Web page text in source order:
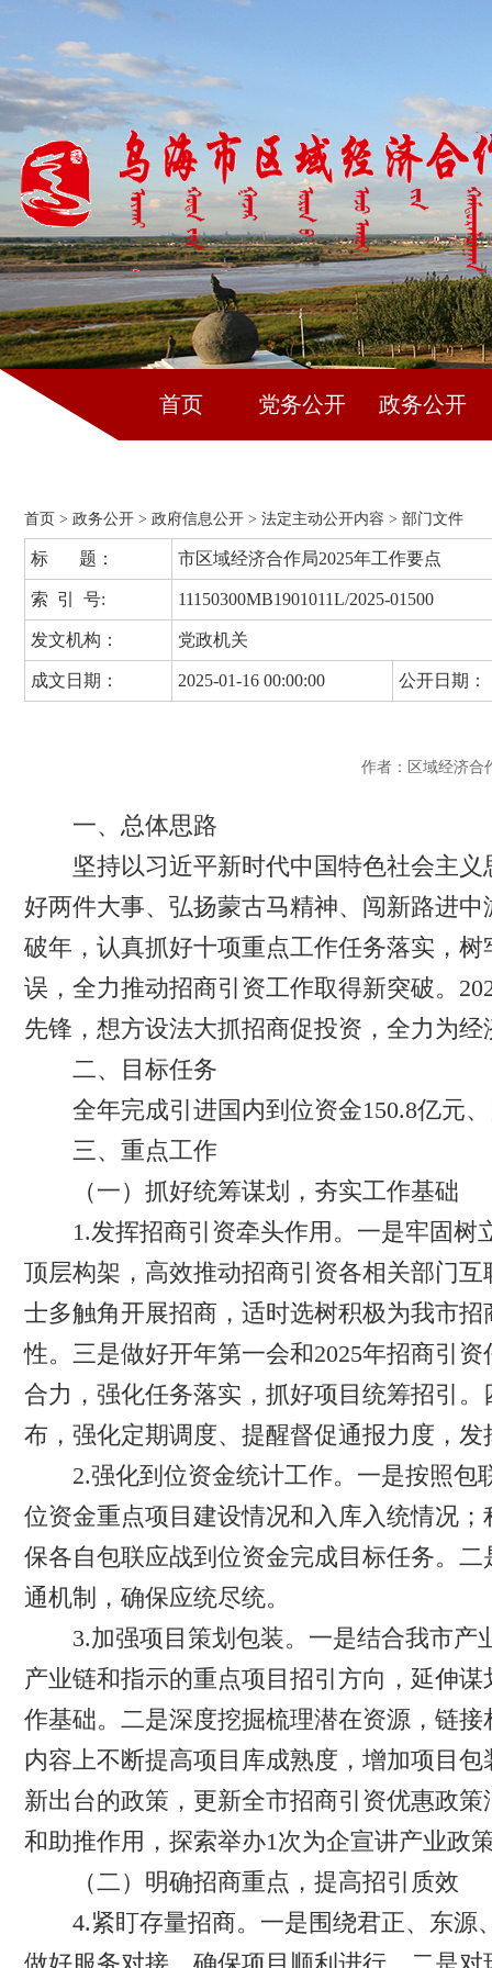
首页 党务公开 政务公开
首页 >政务公开 >政府信息公开 >法定主动公开内容 >部门文件
标 题： 市区域经济合作局2025年工作要点
索 引 号: 11150300MB1901011L/2025-01500
发文机构： 党政机关
成文日期： 2025-01-16 00:00:00 公开日期：
作者：区域经济合
一、总体思路
坚持以习近平新时代中国特色社会主义
好两件大事、弘扬蒙古马精神、闯新路进
破年，认真抓好十项重点工作任务落实，
误，全力推动招商引资工作取得新突破。
先锋，想方设法大抓招商促投资，全力为
二、目标任务
全年完成引进国内到位资金150.8亿元、
三、重点工作
（一）抓好统筹谋划，夯实工作基础
1.发挥招商引资牵头作用。一是牢固树
顶层构架，高效推动招商引资各相关部门
士多触角开展招商，适时选树积极为我市
性。三是做好开年第一会和2025年招商引
合力，强化任务落实，抓好项目统筹招引
布，强化定期调度、提醒督促通报力度，
2.强化到位资金统计工作。一是按照包
位资金重点项目建设情况和入库入统情况
保各自包联应战到位资金完成目标任务。
通机制，确保应统尽统。
3.加强项目策划包装。一是结合我市产
产业链和指示的重点项目招引方向，延伸
作基础。二是深度挖掘梳理潜在资源，链
内容上不断提高项目库成熟度，增加项目
新出台的政策，更新全市招商引资优惠政
和助推作用，探索举办1次为企宣讲产业政
（二）明确招商重点，提高招引质效
4.紧盯存量招商。一是围绕君正、东源